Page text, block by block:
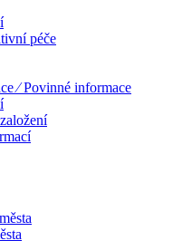
péče
⁄ Povinné informace